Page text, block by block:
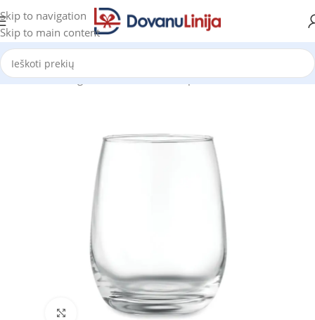
Skip to navigation
Skip to main content
Pradžia Katalogas Puodeliai ir termo puodeliai Puodeliai
Click to enlarge